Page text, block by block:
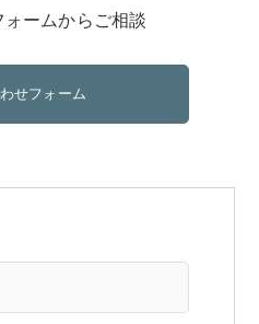
ームからご相談
せフォーム